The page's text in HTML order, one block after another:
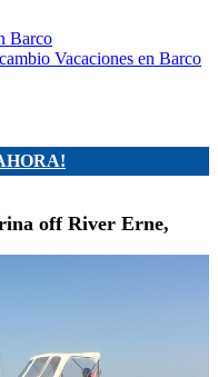
Barco
Vacaciones en Barco
off River Erne,